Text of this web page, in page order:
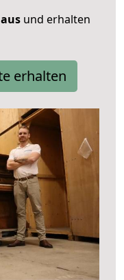
und erhalten
erhalten